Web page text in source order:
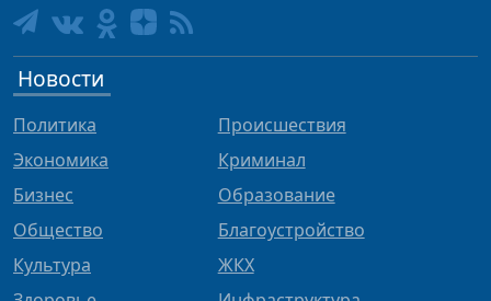
Новости
Политика
Экономика
Бизнес
Общество
Культура
Происшествия
Криминал
Образование
Благоустройство
ЖКХ